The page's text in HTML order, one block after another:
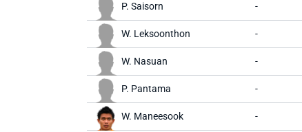
P. Saisorn -
W. Leksoonthon -
W. Nasuan -
P. Pantama -
W. Maneesook -